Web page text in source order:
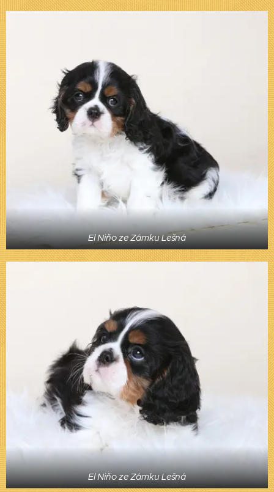
El Niňo ze Zámku Lešná
El Niňo ze Zámku Lešná